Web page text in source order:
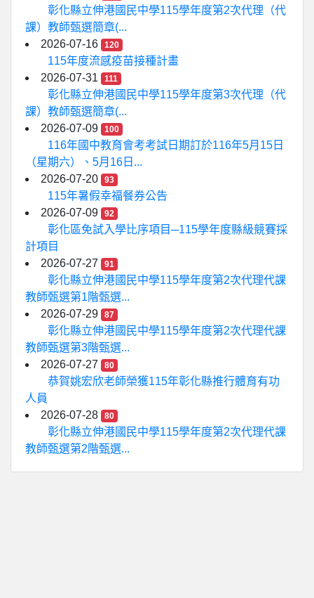
彰化縣立伸港國民中學115學年度第2次代理（代
課）教師甄選簡章(...
2026-07-16
120
115年度流感疫苗接種計畫
2026-07-31
111
彰化縣立伸港國民中學115學年度第3次代理（代
課）教師甄選簡章(...
2026-07-09
100
116年國中教育會考考試日期訂於116年5月15日
（星期六）、5月16日...
2026-07-20
93
115年暑假幸福餐券公告
2026-07-09
92
彰化區免試入學比序項目─115學年度縣級競賽採
計項目
2026-07-27
91
彰化縣立伸港國民中學115學年度第2次代理代課
教師甄選第1階甄選...
2026-07-29
87
彰化縣立伸港國民中學115學年度第2次代理代課
教師甄選第3階甄選...
2026-07-27
80
恭賀姚宏欣老師榮獲115年彰化縣推行體育有功
人員
2026-07-28
80
彰化縣立伸港國民中學115學年度第2次代理代課
教師甄選第2階甄選...